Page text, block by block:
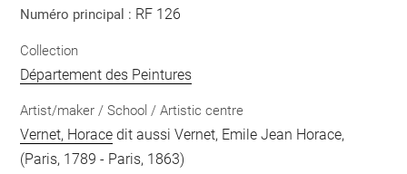
Numéro principal : RF 126
Collection
Département des Peintures
Artist/maker / School / Artistic centre
Vernet, Horace dit aussi Vernet, Emile Jean Horace,
(Paris, 1789 - Paris, 1863)